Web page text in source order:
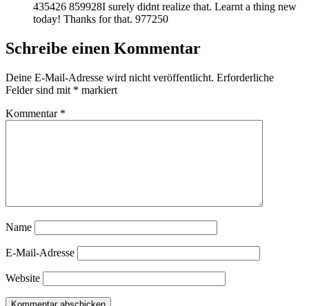
435426 859928I surely didnt realize that. Learnt a thing new
today! Thanks for that. 977250
Schreibe einen Kommentar
Deine E-Mail-Adresse wird nicht veröffentlicht. Erforderliche
Felder sind mit * markiert
Kommentar *
Name
E-Mail-Adresse
Website